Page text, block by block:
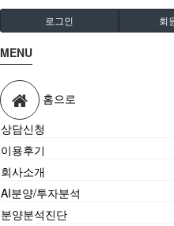
로그인 회
MENU
홈으로
상담신청
이용후기
회사소개
AI분양/투자분석
분양분석진단